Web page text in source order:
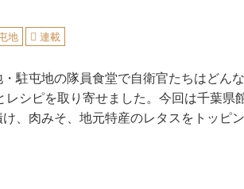
地 連載
駐屯地の隊員食堂で自衛官たちはどん
レシピを取り寄せました。今回は千葉県
、肉みそ、地元特産のレタスをトッピ